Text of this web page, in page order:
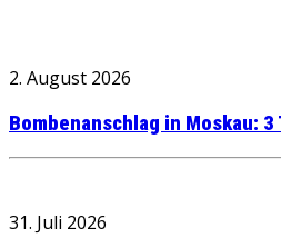
2. August 2026
Bombenanschlag in Moskau:
31. Juli 2026